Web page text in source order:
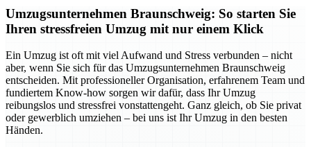
Umzugsunternehmen Braunschweig: So starten Sie
Ihren stressfreien Umzug mit nur einem Klick
Ein Umzug ist oft mit viel Aufwand und Stress verbunden – nicht
aber, wenn Sie sich für das Umzugsunternehmen Braunschweig
entscheiden. Mit professioneller Organisation, erfahrenem Team und
fundiertem Know-how sorgen wir dafür, dass Ihr Umzug
reibungslos und stressfrei vonstattengeht. Ganz gleich, ob Sie privat
oder gewerblich umziehen – bei uns ist Ihr Umzug in den besten
Händen.